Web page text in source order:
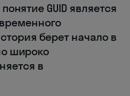
GUID является
берет начало в
широко
в